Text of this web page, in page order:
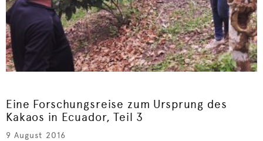
Eine Forschungsreise zum Ursprung des
Kakaos in Ecuador, Teil 3
9 August 2016